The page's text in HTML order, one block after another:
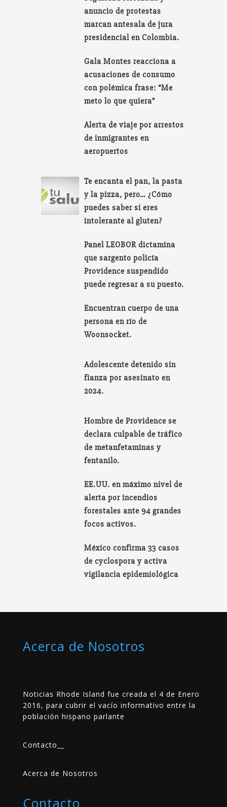
anuncio de protestas
marcan antesala de jura
presidencial en Colombia.
Gala Montes reacciona a
acusaciones de consumo
con polémica frase: “Me
meto lo que quiera”
Alerta de viaje por arrestos
de inmigrantes en
aeropuertos
Te encanta el pan, la pasta
y la pizza, pero… ¿Cómo
puedes saber si eres
intolerante al gluten?
Panel LEOBOR dictamina
que sargento policía
Providence suspendido
puede regresar a su puesto.
Encuentran cuerpo de una
persona en río de
Woonsocket.
Adolescente detenido sin
fianza por asesinato en
2024.
Hombre de Providence se
declara culpable de tráfico
de metanfetaminas y
fentanilo.
EE.UU. en máximo nivel de
alerta por incendios
forestales ante 94 grandes
focos activos.
México confirma 33 casos
de cyclospora y activa
vigilancia epidemiológica
Acerca de Nosotros
Noticias Rhode Island fue creada el 4 de Enero
2016, para cubrir el vacío informativo entre la
población hispano parlante
Contacto
Acerca de Nosotros
Contacto